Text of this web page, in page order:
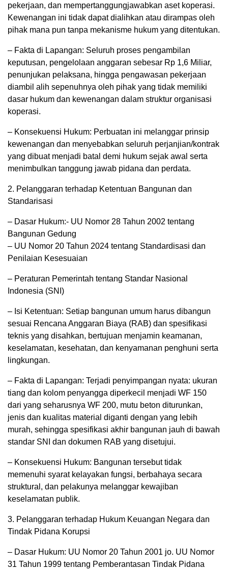
pekerjaan, dan mempertanggungjawabkan aset koperasi.
Kewenangan ini tidak dapat dialihkan atau dirampas oleh
pihak mana pun tanpa mekanisme hukum yang ditentukan.
– Fakta di Lapangan: Seluruh proses pengambilan
keputusan, pengelolaan anggaran sebesar Rp 1,6 Miliar,
penunjukan pelaksana, hingga pengawasan pekerjaan
diambil alih sepenuhnya oleh pihak yang tidak memiliki
dasar hukum dan kewenangan dalam struktur organisasi
koperasi.
– Konsekuensi Hukum: Perbuatan ini melanggar prinsip
kewenangan dan menyebabkan seluruh perjanjian/kontrak
yang dibuat menjadi batal demi hukum sejak awal serta
menimbulkan tanggung jawab pidana dan perdata.
2. Pelanggaran terhadap Ketentuan Bangunan dan
Standarisasi
– Dasar Hukum:- UU Nomor 28 Tahun 2002 tentang
Bangunan Gedung
– UU Nomor 20 Tahun 2024 tentang Standardisasi dan
Penilaian Kesesuaian
– Peraturan Pemerintah tentang Standar Nasional
Indonesia (SNI)
– Isi Ketentuan: Setiap bangunan umum harus dibangun
sesuai Rencana Anggaran Biaya (RAB) dan spesifikasi
teknis yang disahkan, bertujuan menjamin keamanan,
keselamatan, kesehatan, dan kenyamanan penghuni serta
lingkungan.
– Fakta di Lapangan: Terjadi penyimpangan nyata: ukuran
tiang dan kolom penyangga diperkecil menjadi WF 150
dari yang seharusnya WF 200, mutu beton diturunkan,
jenis dan kualitas material diganti dengan yang lebih
murah, sehingga spesifikasi akhir bangunan jauh di bawah
standar SNI dan dokumen RAB yang disetujui.
– Konsekuensi Hukum: Bangunan tersebut tidak
memenuhi syarat kelayakan fungsi, berbahaya secara
struktural, dan pelakunya melanggar kewajiban
keselamatan publik.
3. Pelanggaran terhadap Hukum Keuangan Negara dan
Tindak Pidana Korupsi
– Dasar Hukum: UU Nomor 20 Tahun 2001 jo. UU Nomor
31 Tahun 1999 tentang Pemberantasan Tindak Pidana